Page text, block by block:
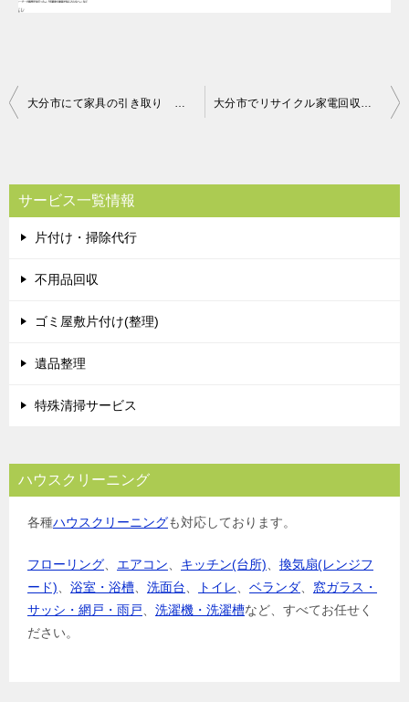
投
ビ
ゲ
ー
シ
大分市にて家具の引き取り お客様の声 大分市でリサイクル家電回収のご依頼 お客様の声
サービス一覧情報
片付け・掃除代行
不用品回収
ゴミ屋敷片付け(整理)
遺品整理
特殊清掃サービス
ハウスクリーニング
各種ハウスクリーニングも対応しております。
フローリング、 エアコン、 キッチン(台所)、 換気扇(レンジフ
ード)、 浴室・浴槽、 洗面台、 トイレ、 ベランダ、 窓ガラス・
サッシ・網戸・雨戸、 洗濯機・洗濯槽など、すべてお任せく
ださい。